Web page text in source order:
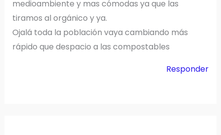
medioambiente y mas cómodas ya que las
tiramos al orgánico y ya.
Ojalá toda la población vaya cambiando más
rápido que despacio a las compostables
Responder